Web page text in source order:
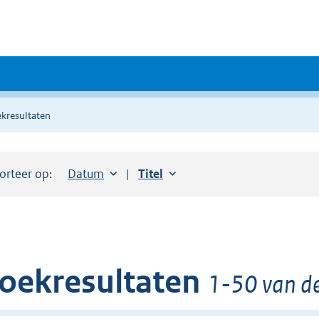
op: Sorteer op:
Datum aflopendSorteer op:
Titel oplopend
1-50 van